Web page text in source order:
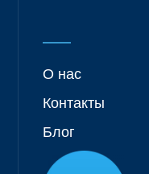
О нас
Контакты
Блог